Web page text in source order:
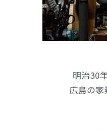
明治30
広島の家